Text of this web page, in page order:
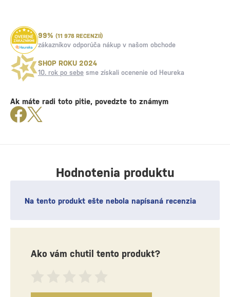
Hodnotenia produktu
Na tento produkt ešte nebola napísaná recenzia
Ako vám chutil tento produkt?
99% (11 978 RECENZIÍ)
zákazníkov odporúča nákup v našom obchode
SHOP ROKU 2024
10. rok po sebe sme získali ocenenie od Heureka
Ak máte radi toto pitie, povedzte to známym